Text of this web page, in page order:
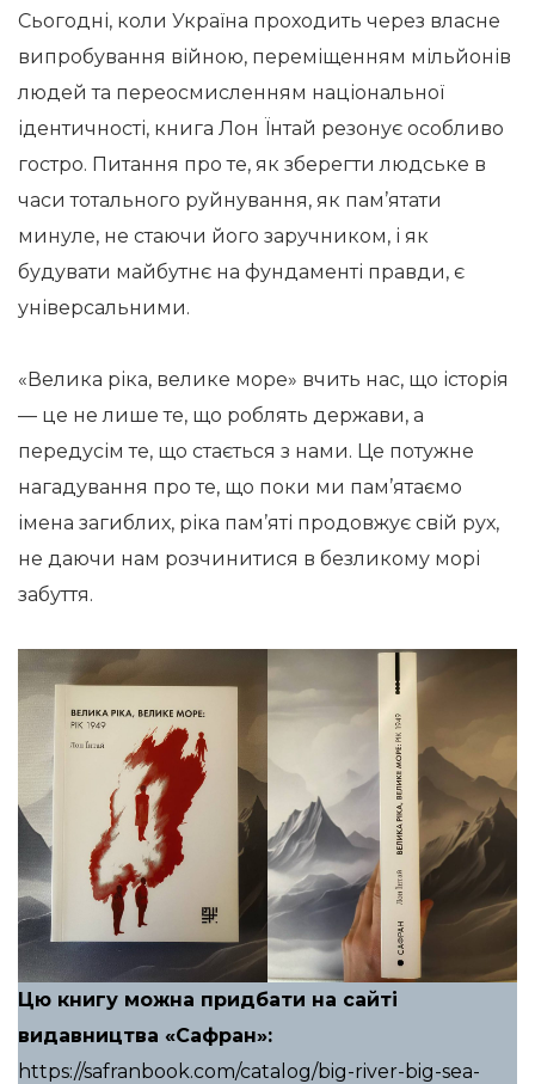
Сьогодні, коли Україна проходить через власне
випробування війною, переміщенням мільйонів
людей та переосмисленням національної
ідентичності, книга Лон Їнтай резонує особливо
гостро. Питання про те, як зберегти людське в
часи тотального руйнування, як пам’ятати
минуле, не стаючи його заручником, і як
будувати майбутнє на фундаменті правди, є
універсальними.
«Велика ріка, велике море» вчить нас, що історія
— це не лише те, що роблять держави, а
передусім те, що стається з нами. Це потужне
нагадування про те, що поки ми пам’ятаємо
імена загиблих, ріка пам’яті продовжує свій рух,
не даючи нам розчинитися в безликому морі
забуття.
Цю книгу можна придбати на сайті
видавництва «Сафран»:
https://safranbook.com/catalog/big-river-big-sea-